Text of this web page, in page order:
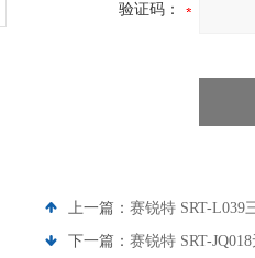
验证码：
上一篇： 赛锐特 SRT-L039
下一篇： 赛锐特 SRT-